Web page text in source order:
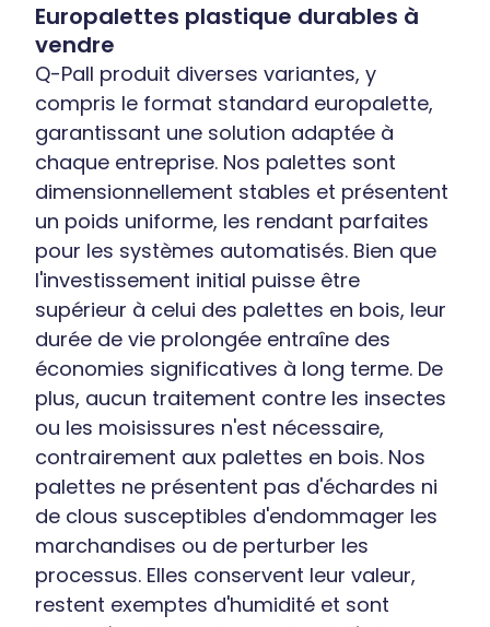
Europalettes plastique durables à
vendre
Q-Pall produit diverses variantes, y
compris le format standard europalette,
garantissant une solution adaptée à
chaque entreprise. Nos palettes sont
dimensionnellement stables et présentent
un poids uniforme, les rendant parfaites
pour les systèmes automatisés. Bien que
l'investissement initial puisse être
supérieur à celui des palettes en bois, leur
durée de vie prolongée entraîne des
économies significatives à long terme. De
plus, aucun traitement contre les insectes
ou les moisissures n'est nécessaire,
contrairement aux palettes en bois. Nos
palettes ne présentent pas d'échardes ni
de clous susceptibles d'endommager les
marchandises ou de perturber les
processus. Elles conservent leur valeur,
restent exemptes d'humidité et sont